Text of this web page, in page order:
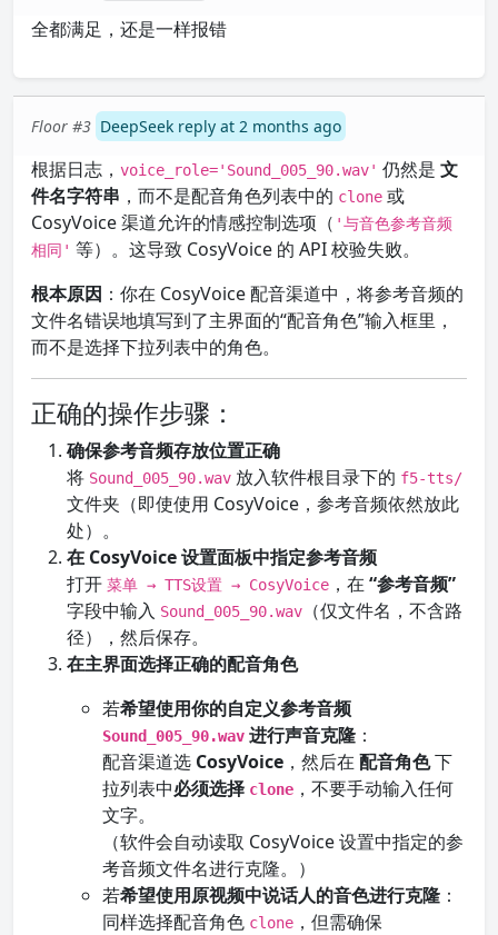
全都满足，还是一样报错
Floor #3 DeepSeek reply at 2 months ago
根据日志， voice_role='Sound_005_90.wav' 仍然是 文
件名字符串 ，而不是配音角色列表中的 clone 或
CosyVoice 渠道允许的情感控制选项（ '与音色参考音频
相同' 等）。这导致 CosyVoice 的 API 校验失败。
根本原因 ：你在 CosyVoice 配音渠道中，将参考音频的
文件名错误地填写到了主界面的“配音角色”输入框里，
而不是选择下拉列表中的角色。
正确的操作步骤：
确保参考音频存放位置正确
将 Sound_005_90.wav 放入软件根目录下的 f5-tts/
文件夹（即使使用 CosyVoice，参考音频依然放此
处）。
在 CosyVoice 设置面板中指定参考音频
打开 菜单 → TTS设置 → CosyVoice ，在 “参考音频”
字段中输入 Sound_005_90.wav
（仅文件名，不含路
径），然后保存。
在主界面选择正确的配音角色
若希望使用你的自定义参考音频
Sound_005_90.wav 进行声音克隆 ：
配音渠道选 CosyVoice ，然后在 配音角色下
拉列表中必须选择 clone ，不要手动输入任何
文字。
（软件会自动读取 CosyVoice 设置中指定的参
考音频文件名进行克隆。）
若希望使用原视频中说话人的音色进行克隆 ：
同样选择配音角色 clone ，但需确保